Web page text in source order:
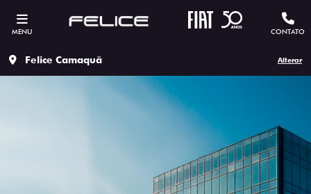
MENU CONTATO
Felice Camaquã Alterar
ESTOU INTERESSADO